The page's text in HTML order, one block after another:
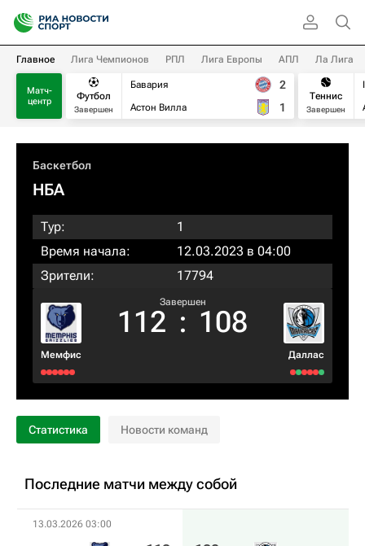
Главное Лига Чемпионов РПЛ Лига Европы АПЛ Ла Лига
Матч-
центр
Футбол
Завершен
Бавария
Астон Вилла
2
1
Теннис
Завершен
Баскетбол
НБА
Тур:
1
Время начала:
12.03.2023 в 04:00
Зрители:
17794
Мемфис
Завершен
112 : 108
Даллас
Статистика Новости команд
Последние матчи между собой
13.03.2026 03:00